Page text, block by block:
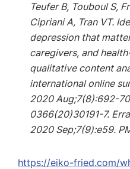
Teufer B, Touboul S,
Cipriani A, Tran VT.
depression that
caregivers, and
qualitative content
international online
2020 Aug;7(8):692-
0366(20)30191-7.
2020 Sep;7(9):e59.
https://eiko-fried.com/